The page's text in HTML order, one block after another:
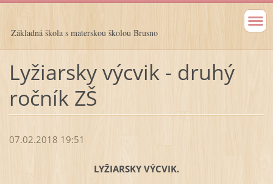
Základná škola s materskou školou Brusno
Lyžiarsky výcvik - druhý
ročník ZŠ
07.02.2018 19:51
LYŽIARSKY VÝCVIK.